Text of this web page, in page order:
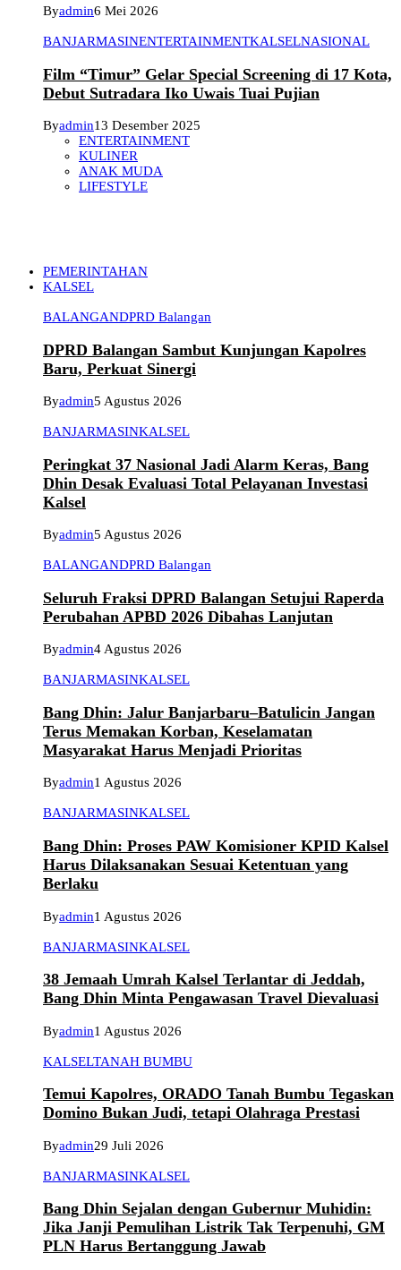
Byadmin6 Mei 2026
BANJARMASINENTERTAINMENTKALSELNASIONAL
Film “Timur” Gelar Special Screening di 17 Kota,
Debut Sutradara Iko Uwais Tuai Pujian
Byadmin13 Desember 2025
ENTERTAINMENT
KULINER
ANAK MUDA
LIFESTYLE
PEMERINTAHAN
KALSEL
BALANGANDPRD Balangan
DPRD Balangan Sambut Kunjungan Kapolres
Baru, Perkuat Sinergi
Byadmin5 Agustus 2026
BANJARMASINKALSEL
Peringkat 37 Nasional Jadi Alarm Keras, Bang
Dhin Desak Evaluasi Total Pelayanan Investasi
Kalsel
Byadmin5 Agustus 2026
BALANGANDPRD Balangan
Seluruh Fraksi DPRD Balangan Setujui Raperda
Perubahan APBD 2026 Dibahas Lanjutan
Byadmin4 Agustus 2026
BANJARMASINKALSEL
Bang Dhin: Jalur Banjarbaru–Batulicin Jangan
Terus Memakan Korban, Keselamatan
Masyarakat Harus Menjadi Prioritas
Byadmin1 Agustus 2026
BANJARMASINKALSEL
Bang Dhin: Proses PAW Komisioner KPID Kalsel
Harus Dilaksanakan Sesuai Ketentuan yang
Berlaku
Byadmin1 Agustus 2026
BANJARMASINKALSEL
38 Jemaah Umrah Kalsel Terlantar di Jeddah,
Bang Dhin Minta Pengawasan Travel Dievaluasi
Byadmin1 Agustus 2026
KALSELTANAH BUMBU
Temui Kapolres, ORADO Tanah Bumbu Tegaskan
Domino Bukan Judi, tetapi Olahraga Prestasi
Byadmin29 Juli 2026
BANJARMASINKALSEL
Bang Dhin Sejalan dengan Gubernur Muhidin:
Jika Janji Pemulihan Listrik Tak Terpenuhi, GM
PLN Harus Bertanggung Jawab